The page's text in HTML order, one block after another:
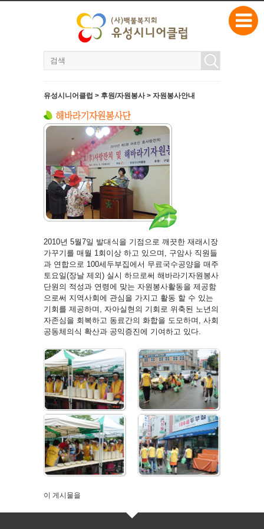
유성시니어클럽 > 후원/자원봉사 > 자원봉사안내
2010년 5월7일 발대식을 기점으로 깨끗한 재래시장
가꾸기를 매월 1회이상 하고 있으며, 구암사 직원들
과 연합으로 100세두부집에서 무료국수공양을 매주
토요일(장날 제외) 실시 하므로써 해바라기자원봉사
단원의 적성과 연령에 맞는 자원봉사활동을 제공함
으로써 지역사회에 관심을 가지고 활동 할 수 있는
기회를 제공하며, 자아실현의 기회로 위축된 노년의
자존심을 회복하고 동료간의 화합을 도모하며, 사회
공동체의식 확산과 공익증진에 기여하고 있다.
이 게시물을